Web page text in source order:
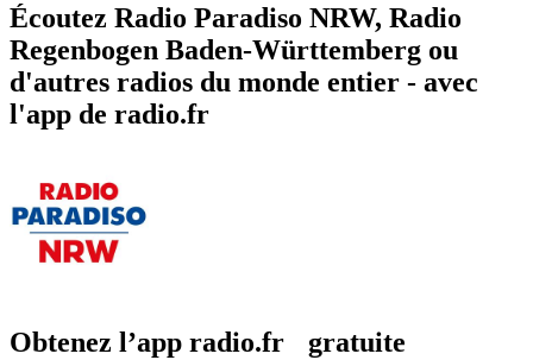
Écoutez Radio Paradiso NRW, Radio
Regenbogen Baden-Württemberg ou
d'autres radios du monde entier - avec
l'app de radio.fr
Obtenez l’app radio.fr gratuite